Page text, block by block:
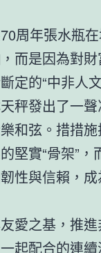
周年張水瓶
而是因為對
定的“中非人文
秤發出了一
和弦。措措施
堅實“骨架”
性與信賴，
愛之基，推
起配合的連